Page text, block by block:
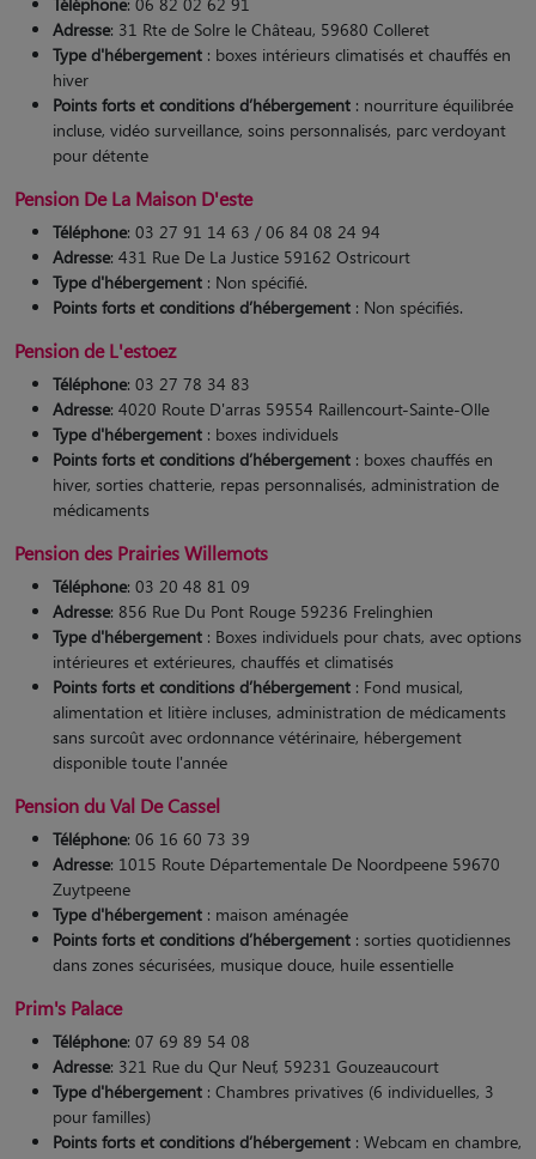
Adresse: 31 Rte de Solre le Château, 59680 Colleret
Type d'hébergement : boxes intérieurs climatisés et chauffés en
hiver
Points forts et conditions d’hébergement : nourriture équilibrée
incluse, vidéo surveillance, soins personnalisés, parc verdoyant
pour détente​
Pension De La Maison D'este
Téléphone: 03 27 91 14 63 / 06 84 08 24 94
Adresse: 431 Rue De La Justice 59162 Ostricourt
Type d'hébergement : Non spécifié.
Points forts et conditions d’hébergement : Non spécifiés.
Pension de L'estoez
Téléphone: 03 27 78 34 83
Adresse: 4020 Route D'arras 59554 Raillencourt-Sainte-Olle
Type d'hébergement : boxes individuels
Points forts et conditions d’hébergement : boxes chauffés en
hiver, sorties chatterie, repas personnalisés, administration de
médicaments​
Pension des Prairies Willemots
Téléphone: 03 20 48 81 09
Adresse: 856 Rue Du Pont Rouge 59236 Frelinghien
Type d'hébergement : Boxes individuels pour chats, avec options
intérieures et extérieures, chauffés et climatisés
Points forts et conditions d’hébergement : Fond musical,
alimentation et litière incluses, administration de médicaments
sans surcoût avec ordonnance vétérinaire, hébergement
disponible toute l'année
Pension du Val De Cassel
Téléphone: 06 16 60 73 39
Adresse: 1015 Route Départementale De Noordpeene 59670
Zuytpeene
Type d'hébergement : maison aménagée
Points forts et conditions d’hébergement : sorties quotidiennes
dans zones sécurisées, musique douce, huile essentielle
Prim's Palace
Téléphone: 07 69 89 54 08
Adresse: 321 Rue du Qur Neuf, 59231 Gouzeaucourt
Type d'hébergement : Chambres privatives (6 individuelles, 3
pour familles)
Points forts et conditions d’hébergement : Webcam en chambre,